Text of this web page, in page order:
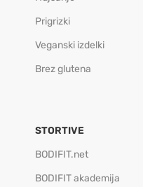
Prigrizki
Veganski izdelki
Brez glutena
STORTIVE
BODIFIT.net
BODIFIT akademija